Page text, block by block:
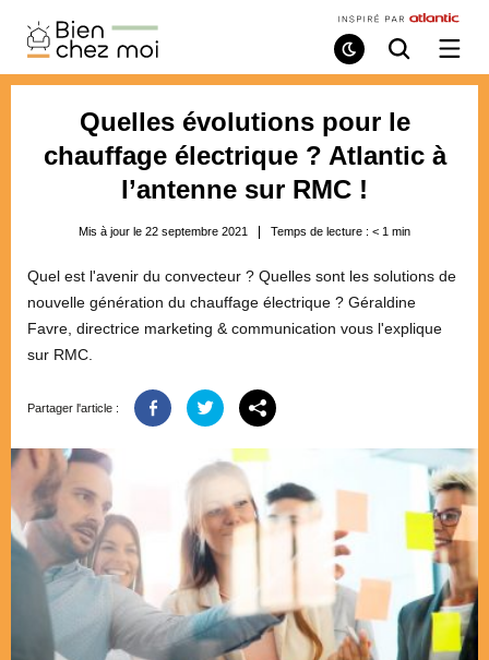
Bien
Chez
Moi
Mode
de
Recherche
/
Quelles évolutions pour le
chauffage électrique ? Atlantic à
l’antenne sur RMC !
Mis à jour le 22 septembre 2021 Temps de lecture : < 1 min
Quel est l'avenir du convecteur ? Quelles sont les solutions de
nouvelle génération du chauffage électrique ? Géraldine
Favre, directrice marketing & communication vous l'explique
sur RMC.
Partager l'article :